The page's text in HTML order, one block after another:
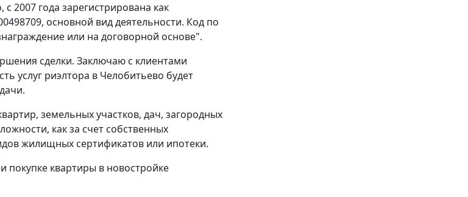
2007 года зарегистрирована как
основной вид деятельности. Код по
или на договорной основе".
сделки. Заключаю с клиентами
услуг риэлтора в Челобитьево будет
земельных участков, дач, загородных
как за счет собственных
жилищных сертификатов или ипотеки.
квартиры в новостройке